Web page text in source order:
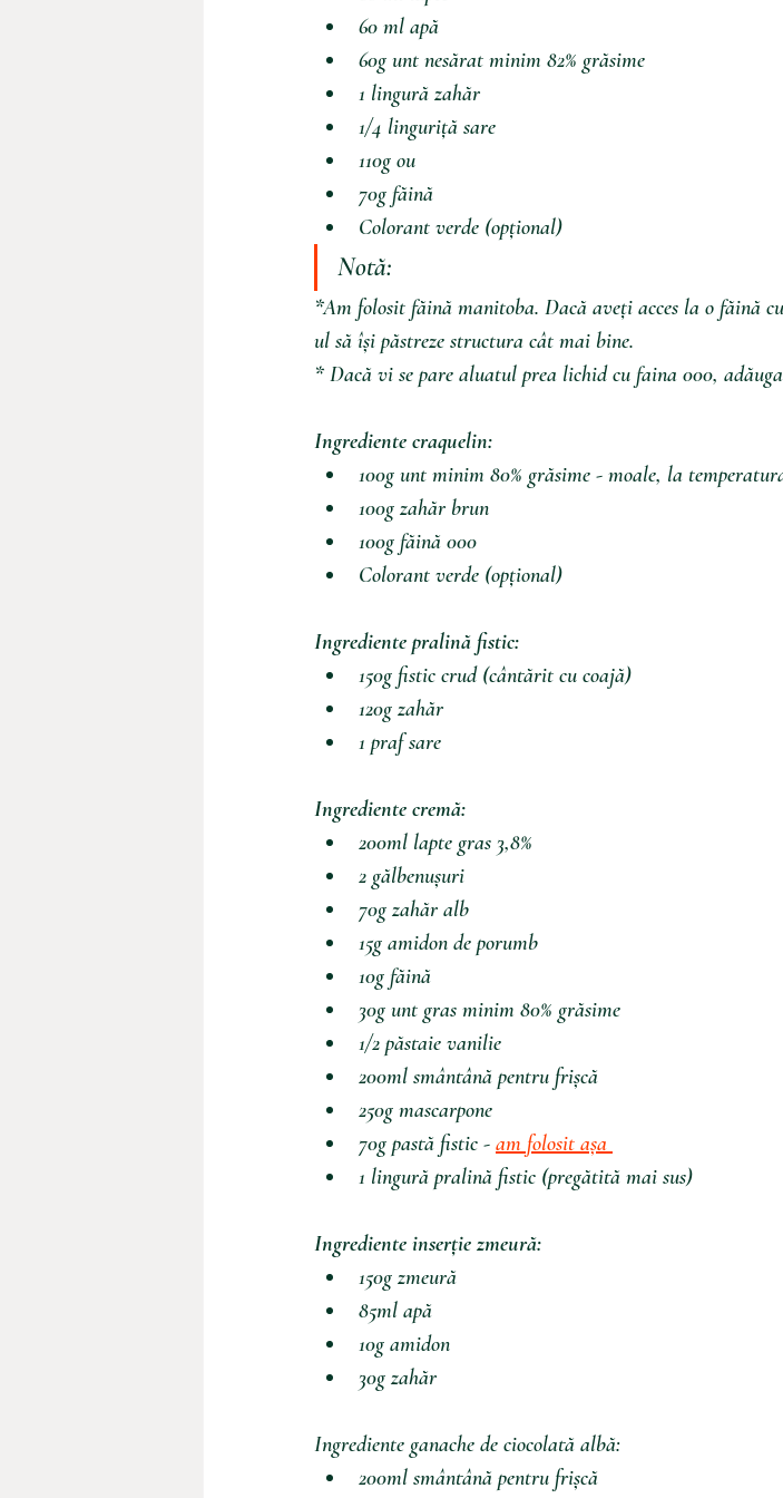
60 ml apă
60g unt nesărat minim 82% grăsime
1 lingură zahăr
1/4 linguriță sare
110g ou
70g făină
Colorant verde (opțional)
Notă:
*Am folosit făină manitoba. Dacă aveți acces la o făină
ul să își păstreze structura cât mai bine.
* Dacă vi se pare aluatul prea lichid cu faina 000,
Ingrediente craquelin:
100g unt minim 80% grăsime - moale, la
100g zahăr brun
100g făină 000
Colorant verde (opțional)
Ingrediente pralină fistic:
150g fistic crud (cântărit cu coajă)
120g zahăr
1 praf sare
Ingrediente cremă:
200ml lapte gras 3,8%
2 gălbenușuri
70g zahăr alb
15g amidon de porumb
10g făină
30g unt gras minim 80% grăsime
1/2 păstaie vanilie
200ml smântână pentru frișcă
250g mascarpone
70g pastă fistic - am folosit așa
1 lingură pralină fistic (pregătită mai sus)
Ingrediente inserție zmeură:
150g zmeură
85ml apă
10g amidon
30g zahăr
Ingrediente ganache de ciocolată albă:
200ml smântână pentru frișcă